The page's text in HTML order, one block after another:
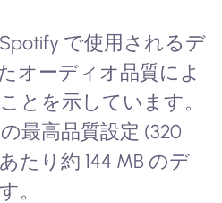
で使用されるデ
オーディオ品質によ
とを示しています。
最高品質設定 (320
たり約 144 MB のデ
。